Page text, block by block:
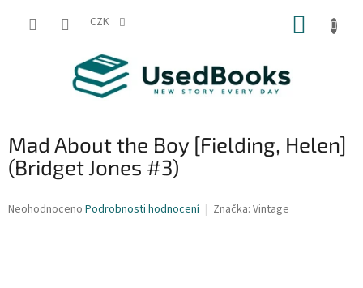
CZK
Mad About the Boy [Fielding, Helen]
(Bridget Jones #3)
Průměrné
Neohodnoceno Podrobnosti hodnocení Značka: Vintage